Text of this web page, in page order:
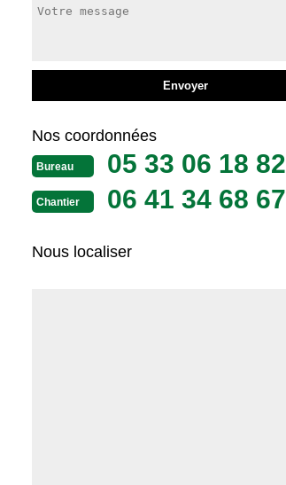
Nos coordonnées
Bureau 05 33 06 18 82
Chantier 06 41 34 68 67
Nous localiser